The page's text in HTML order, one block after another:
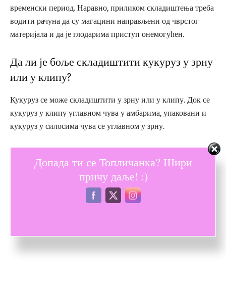
временски период. Наравно, приликом складиштења треба
водити рачуна да су магацини направљени од чврстог
материјала и да је глодарима приступ онемогућен.
Да ли је боље складиштити кукуруз у зрну
или у клипу?
Кукуруз се може складиштити у зрну или у клипу. Док се
кукуруз у клипу углавном чува у амбарима, упаковани и
кукуруз у силосима чува се углавном у зрну.
Чување кукуруза у зрну има вишеструке предности. Било
да ће сежитарица користити као семенски материјал или
за исхрану, њено сушење ће бити успешније и брже.
Сушење зрна је од суштинске важности, нарочито ако зрно
садржи преко 30% влажности. Сушењем се влажност
Допада ти се Топличанка? Шири
причу даље! :)